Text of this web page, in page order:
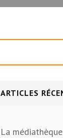
ARTICLES
La